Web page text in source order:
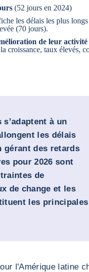
(52 jours en 2024)
les délais les plus
(70 jours).
de leur
croissance, taux élevés,
à un
les délais
gérant des retards
pour 2026 sont
de
de change et les
les principales
l'Amérique latine